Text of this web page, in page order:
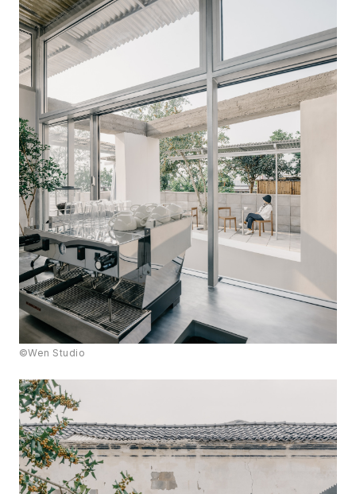
©Wen Studio